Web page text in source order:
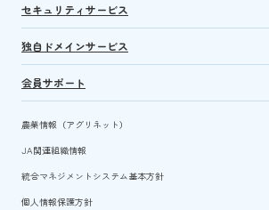
セキュリティサービス
独自ドメインサービス
会員サポート
農業情報（アグリネット）
JA関連組織情報
統合マネジメントシステム基本方針
個人情報保護方針